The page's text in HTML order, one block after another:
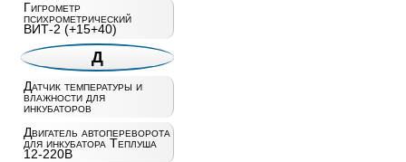
Гигрометр
психрометрический
ВИТ-2 (+15+40)
Д
Датчик температуры и
влажности для
инкубаторов
Двигатель автопереворота
для инкубатора Теплуша
12-220В